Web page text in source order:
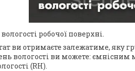
робочої поверхні.
ви отримаєте залежатиме, яку
вологості ви можете:
(RH).